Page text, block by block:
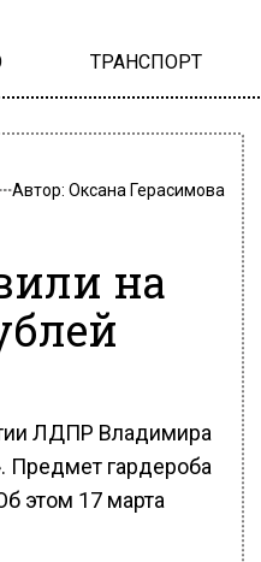
ТРАНСПОРТ
Автор: Оксана Герасимова
на
ЛДПР Владимира
Предмет гардероба
этом 17 марта